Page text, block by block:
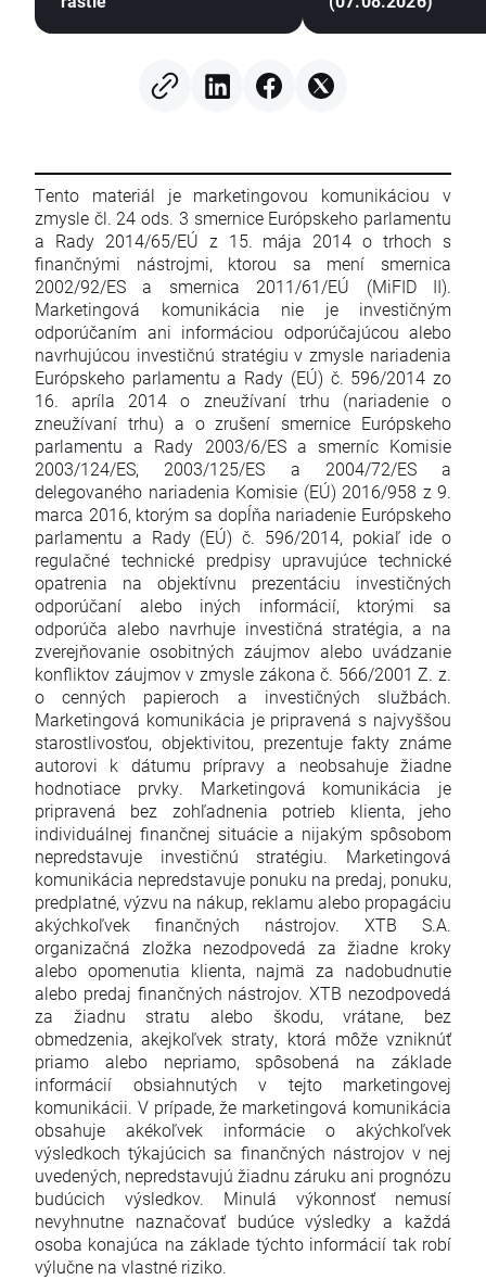
Tento materiál je marketingovou komunikáciou v
zmysle čl. 24 ods. 3 smernice Európskeho parlamentu
a Rady 2014/65/EÚ z 15. mája 2014 o trhoch s
finančnými nástrojmi, ktorou sa mení smernica
2002/92/ES a smernica 2011/61/EÚ (MiFID II).
Marketingová komunikácia nie je investičným
odporúčaním ani informáciou odporúčajúcou alebo
navrhujúcou investičnú stratégiu v zmysle nariadenia
Európskeho parlamentu a Rady (EÚ) č. 596/2014 zo
16. apríla 2014 o zneužívaní trhu (nariadenie o
zneužívaní trhu) a o zrušení smernice Európskeho
parlamentu a Rady 2003/6/ES a smerníc Komisie
2003/124/ES, 2003/125/ES a 2004/72/ES a
delegovaného nariadenia Komisie (EÚ) 2016/958 z 9.
marca 2016, ktorým sa dopĺňa nariadenie Európskeho
parlamentu a Rady (EÚ) č. 596/2014, pokiaľ ide o
regulačné technické predpisy upravujúce technické
opatrenia na objektívnu prezentáciu investičných
odporúčaní alebo iných informácií, ktorými sa
odporúča alebo navrhuje investičná stratégia, a na
zverejňovanie osobitných záujmov alebo uvádzanie
konfliktov záujmov v zmysle zákona č. 566/2001 Z. z.
o cenných papieroch a investičných službách.
Marketingová komunikácia je pripravená s najvyššou
starostlivosťou, objektivitou, prezentuje fakty známe
autorovi k dátumu prípravy a neobsahuje žiadne
hodnotiace prvky. Marketingová komunikácia je
pripravená bez zohľadnenia potrieb klienta, jeho
individuálnej finančnej situácie a nijakým spôsobom
nepredstavuje investičnú stratégiu. Marketingová
komunikácia nepredstavuje ponuku na predaj, ponuku,
predplatné, výzvu na nákup, reklamu alebo propagáciu
akýchkoľvek finančných nástrojov. XTB S.A.
organizačná zložka nezodpovedá za žiadne kroky
alebo opomenutia klienta, najmä za nadobudnutie
alebo predaj finančných nástrojov. XTB nezodpovedá
za žiadnu stratu alebo škodu, vrátane, bez
obmedzenia, akejkoľvek straty, ktorá môže vzniknúť
priamo alebo nepriamo, spôsobená na základe
informácií obsiahnutých v tejto marketingovej
komunikácii. V prípade, že marketingová komunikácia
obsahuje akékoľvek informácie o akýchkoľvek
výsledkoch týkajúcich sa finančných nástrojov v nej
uvedených, nepredstavujú žiadnu záruku ani prognózu
budúcich výsledkov. Minulá výkonnosť nemusí
nevyhnutne naznačovať budúce výsledky a každá
osoba konajúca na základe týchto informácií tak robí
výlučne na vlastné riziko.